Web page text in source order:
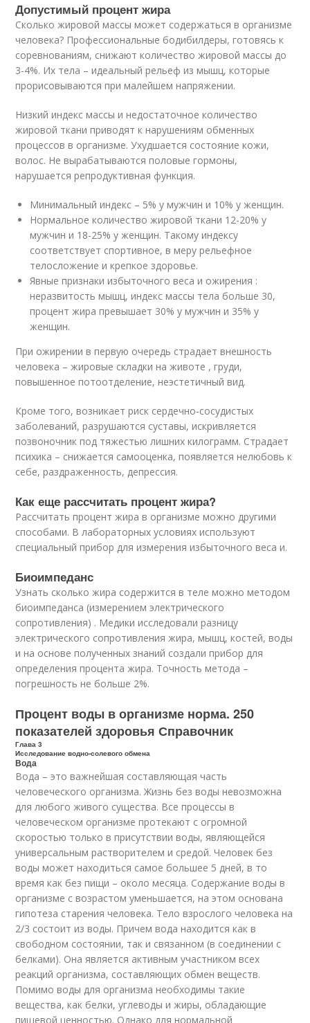
Допустимый процент жира
Сколько жировой массы может содержаться в организме
человека? Профессиональные бодибилдеры, готовясь к
соревнованиям, снижают количество жировой массы до
3-4%. Их тела – идеальный рельеф из мышц, которые
прорисовываются при малейшем напряжении.
Низкий индекс массы и недостаточное количество
жировой ткани приводят к нарушениям обменных
процессов в организме. Ухудшается состояние кожи,
волос. Не вырабатываются половые гормоны,
нарушается репродуктивная функция.
Минимальный индекс – 5% у мужчин и 10% у женщин.
Нормальное количество жировой ткани 12-20% у
мужчин и 18-25% у женщин. Такому индексу
соответствует спортивное, в меру рельефное
телосложение и крепкое здоровье.
Явные признаки избыточного веса и ожирения :
неразвитость мышц, индекс массы тела больше 30,
процент жира превышает 30% у мужчин и 35% у
женщин.
При ожирении в первую очередь страдает внешность
человека – жировые складки на животе , груди,
повышенное потоотделение, неэстетичный вид.
Кроме того, возникает риск сердечно-сосудистых
заболеваний, разрушаются суставы, искривляется
позвоночник под тяжестью лишних килограмм. Страдает
психика – снижается самооценка, появляется нелюбовь к
себе, раздраженность, депрессия.
Как еще рассчитать процент жира?
Рассчитать процент жира в организме можно другими
способами. В лабораторных условиях используют
специальный прибор для измерения избыточного веса и.
Биоимпеданс
Узнать сколько жира содержится в теле можно методом
биоимпеданса (измерением электрического
сопротивления) . Медики исследовали разницу
электрического сопротивления жира, мышц, костей, воды
и на основе полученных знаний создали прибор для
определения процента жира. Точность метода –
погрешность не больше 2%.
Процент воды в организме норма. 250
показателей здоровья Справочник
Глава 3
Исследование водно-солевого обмена
Вода
Вода – это важнейшая составляющая часть
человеческого организма. Жизнь без воды невозможна
для любого живого существа. Все процессы в
человеческом организме протекают с огромной
скоростью только в присутствии воды, являющейся
универсальным растворителем и средой. Человек без
воды может находиться самое большее 5 дней, в то
время как без пищи – около месяца. Содержание воды в
организме с возрастом уменьшается, на этом основана
гипотеза старения человека. Тело взрослого человека на
2/3 состоит из воды. Причем вода находится как в
свободном состоянии, так и связанном (в соединении с
белками). Она является активным участником всех
реакций организма, составляющих обмен веществ.
Помимо воды для организма необходимы такие
вещества, как белки, углеводы и жиры, обладающие
пищевой ценностью. Однако для нормальной